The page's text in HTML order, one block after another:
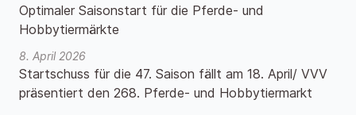
Optimaler Saisonstart für die Pferde- und
Hobbytiermärkte
8. April 2026
Startschuss für die 47. Saison fällt am 18. April/ VVV
präsentiert den 268. Pferde- und Hobbytiermarkt